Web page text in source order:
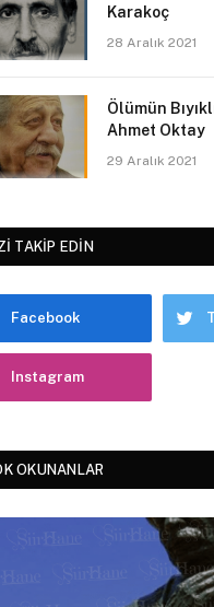
Karakoç
28 Aralık 2021
Ölümün
Ahmet Oktay
29 Aralık 2021
TAKIP EDIN
Facebook
Instagram
OKUNANLAR